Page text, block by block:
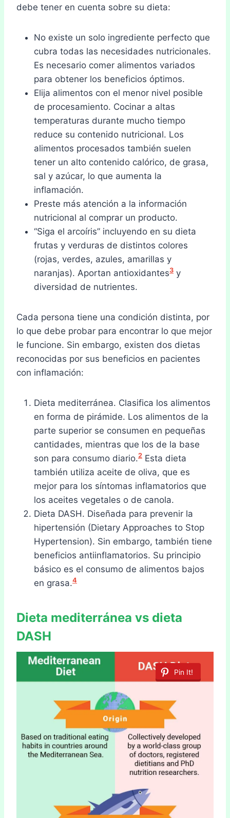
debe tener en cuenta sobre su dieta:
No existe un solo ingrediente perfecto que
cubra todas las necesidades nutricionales.
Es necesario comer alimentos variados
para obtener los beneficios óptimos.
Elija alimentos con el menor nivel posible
de procesamiento. Cocinar a altas
temperaturas durante mucho tiempo
reduce su contenido nutricional. Los
alimentos procesados también suelen
tener un alto contenido calórico, de grasa,
sal y azúcar, lo que aumenta la
inflamación.
Preste más atención a la información
nutricional al comprar un producto.
“Siga el arcoíris” incluyendo en su dieta
frutas y verduras de distintos colores
(rojas, verdes, azules, amarillas y
naranjas). Aportan antioxidantes3 y
diversidad de nutrientes.
Cada persona tiene una condición distinta, por
lo que debe probar para encontrar lo que mejor
le funcione. Sin embargo, existen dos dietas
reconocidas por sus beneficios en pacientes
con inflamación:
Dieta mediterránea. Clasifica los alimentos
en forma de pirámide. Los alimentos de la
parte superior se consumen en pequeñas
cantidades, mientras que los de la base
son para consumo diario.2 Esta dieta
también utiliza aceite de oliva, que es
mejor para los síntomas inflamatorios que
los aceites vegetales o de canola.
Dieta DASH. Diseñada para prevenir la
hipertensión (Dietary Approaches to Stop
Hypertension). Sin embargo, también tiene
beneficios antiinflamatorios. Su principio
básico es el consumo de alimentos bajos
en grasa.4
Dieta mediterránea vs dieta
DASH
Pin It!